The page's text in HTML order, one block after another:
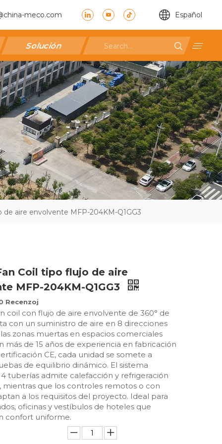
meco.com Español
Solución
de aire envolvente MFP-204KM-Q1GG3
Coil tipo flujo de aire
MFP-204KM-Q1GG3
Recenzoj
coil con flujo de aire envolvente de 360° de
con un suministro de aire en 8 direcciones
zonas muertas en espacios comerciales
más de 15 años de experiencia en fabricación
CE, cada unidad se somete a
de equilibrio dinámico. El sistema
tuberías admite calefacción y refrigeración
mientras que los controles remotos o con
a los requisitos del proyecto. Ideal para
oficinas y vestíbulos de hoteles que
confort uniforme.